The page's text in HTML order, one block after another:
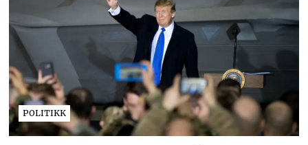
POLITIKK